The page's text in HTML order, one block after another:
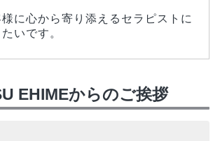
様に心から寄り添えるセラピストに
いです。
EHIMEからのご挨拶